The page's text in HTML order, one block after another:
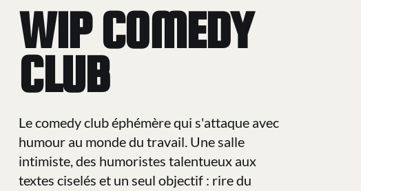
WIP COMEDY
CLUB
Le comedy club éphémère qui s'attaque avec
humour au monde du travail. Une salle
intimiste, des humoristes talentueux aux
textes ciselés et un seul objectif : rire du